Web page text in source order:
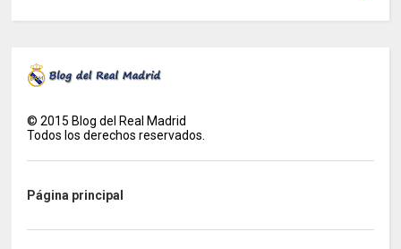
©2015 Blog del Real Madrid
Todos los derechos reservados.
Página principal